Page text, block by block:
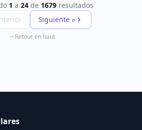
1 a 24de 1679resultados
Siguiente »
Retour en haut